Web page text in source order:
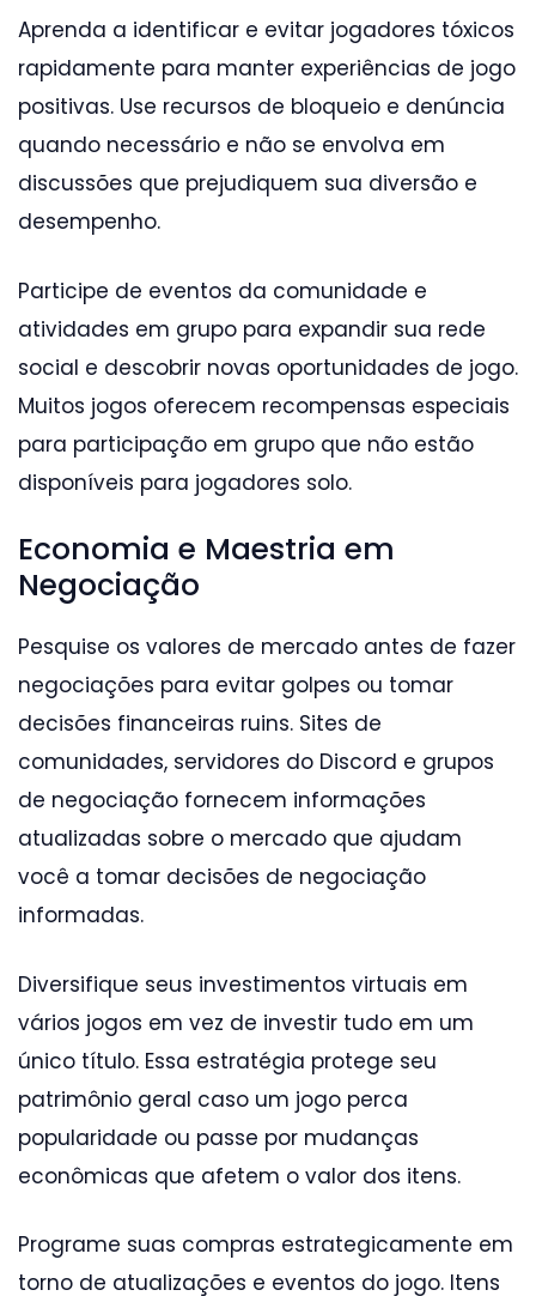
Aprenda a identificar e evitar jogadores tóxicos
rapidamente para manter experiências de jogo
positivas. Use recursos de bloqueio e denúncia
quando necessário e não se envolva em
discussões que prejudiquem sua diversão e
desempenho.
Participe de eventos da comunidade e
atividades em grupo para expandir sua rede
social e descobrir novas oportunidades de jogo.
Muitos jogos oferecem recompensas especiais
para participação em grupo que não estão
disponíveis para jogadores solo.
Economia e Maestria em
Negociação
Pesquise os valores de mercado antes de fazer
negociações para evitar golpes ou tomar
decisões financeiras ruins. Sites de
comunidades, servidores do Discord e grupos
de negociação fornecem informações
atualizadas sobre o mercado que ajudam
você a tomar decisões de negociação
informadas.
Diversifique seus investimentos virtuais em
vários jogos em vez de investir tudo em um
único título. Essa estratégia protege seu
patrimônio geral caso um jogo perca
popularidade ou passe por mudanças
econômicas que afetem o valor dos itens.
Programe suas compras estrategicamente em
torno de atualizações e eventos do jogo. Itens